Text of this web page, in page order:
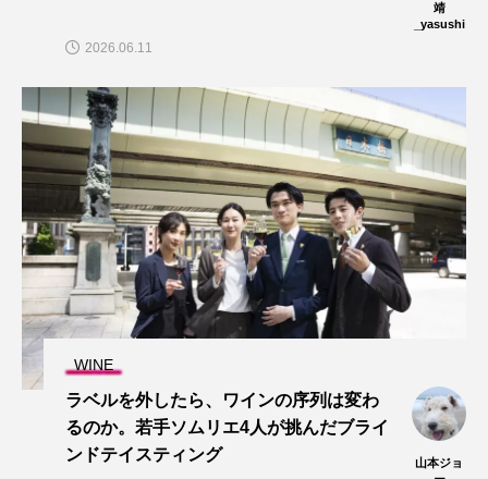
靖
_yasushi
2026.06.11
WINE
ラベルを外したら、ワインの序列は変わ
るのか。若手ソムリエ4人が挑んだブライ
ンドテイスティング
山本ジョ